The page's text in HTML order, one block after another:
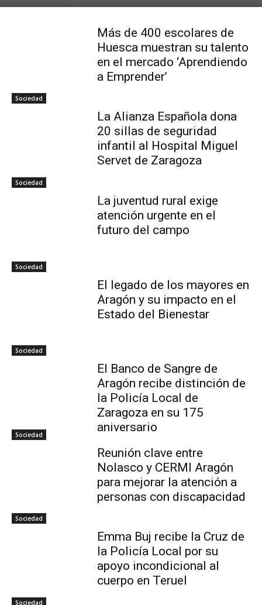
Sociedad
Más de 400 escolares de
Huesca muestran su talento
en el mercado ‘Aprendiendo
a Emprender’
Sociedad
La Alianza Española dona
20 sillas de seguridad
infantil al Hospital Miguel
Servet de Zaragoza
Sociedad
La juventud rural exige
atención urgente en el
futuro del campo
Sociedad
El legado de los mayores en
Aragón y su impacto en el
Estado del Bienestar
Sociedad
El Banco de Sangre de
Aragón recibe distinción de
la Policía Local de
Zaragoza en su 175
aniversario
Sociedad
Reunión clave entre
Nolasco y CERMI Aragón
para mejorar la atención a
personas con discapacidad
Sociedad
Emma Buj recibe la Cruz de
la Policía Local por su
apoyo incondicional al
cuerpo en Teruel